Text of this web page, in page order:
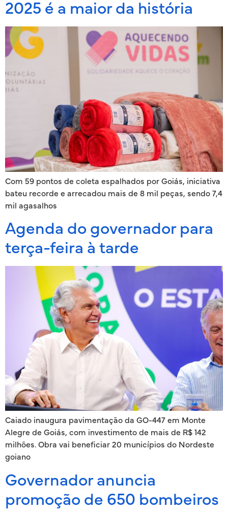
2025 é a maior da história
Com 59 pontos de coleta espalhados por Goiás, iniciativa
bateu recorde e arrecadou mais de 8 mil peças, sendo 7,4
mil agasalhos
Agenda do governador para
terça-feira à tarde
Caiado inaugura pavimentação da GO-447 em Monte
Alegre de Goiás, com investimento de mais de R$ 142
milhões. Obra vai beneficiar 20 municípios do Nordeste
goiano
Governador anuncia
promoção de 650 bombeiros